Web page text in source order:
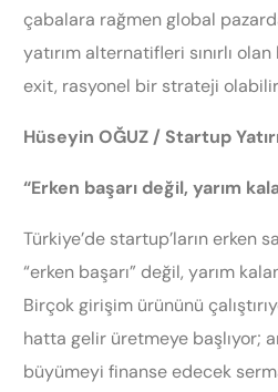
çabalara rağmen global
yatırım alternatifleri sınırlı
exit, rasyonel bir strateji
Hüseyin OĞUZ / Startup
“Erken başarı değil, yarım
Türkiye’de startup’ların erken
“erken başarı” değil, yarım
Birçok girişim ürününü
hatta gelir üretmeye başlıyor;
büyümeyi finanse edecek